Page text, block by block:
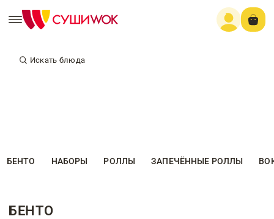
Искать блюда
БЕНТО НАБОРЫ РОЛЛЫ ЗАПЕЧЁННЫЕ РОЛЛЫ
БЕНТО